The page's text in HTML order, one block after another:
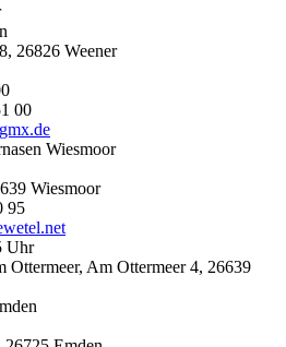
26826 Weener
00
Wiesmoor
Wiesmoor
95
Uhr
Ottermeer, Am Ottermeer 4, 26639